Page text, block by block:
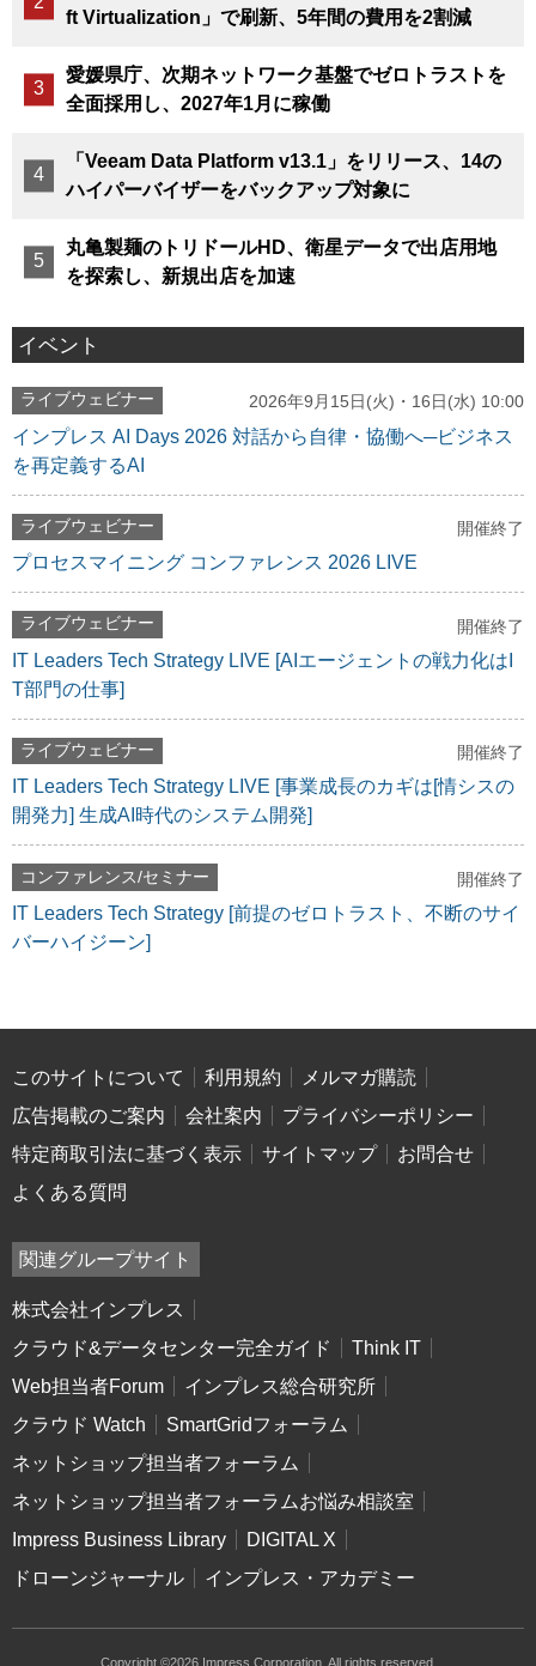
ft Virtualization」で刷新、5年間の費用を2割減
愛媛県庁、次期ネットワーク基盤でゼロトラストを
全面採用し、2027年1月に稼働
「Veeam Data Platform v13.1」をリリース、14の
ハイパーバイザーをバックアップ対象に
丸亀製麺のトリドールHD、衛星データで出店用地
を探索し、新規出店を加速
イベント
ライブウェビナー 2026年9月15日(火)・16日(水) 10:00
インプレス AI Days 2026 対話から自律・協働へ─ビジネス
を再定義するAI
ライブウェビナー 開催終了
プロセスマイニング コンファレンス 2026 LIVE
ライブウェビナー 開催終了
IT Leaders Tech Strategy LIVE [AIエージェントの戦力化はI
T部門の仕事]
ライブウェビナー 開催終了
IT Leaders Tech Strategy LIVE [事業成長のカギは[情シスの
開発力] 生成AI時代のシステム開発]
コンファレンス/セミナー 開催終了
IT Leaders Tech Strategy [前提のゼロトラスト、不断のサイ
バーハイジーン]
このサイトについて 利用規約
メルマガ購読
広告掲載のご案内
会社案内
プライバシーポリシー
特定商取引法に基づく表示
サイトマップ
お問合せ
よくある質問
関連グループサイト
株式会社インプレス
クラウド&データセンター完全ガイド
Think IT
Web担当者Forum
インプレス総合研究所
クラウド Watch
SmartGridフォーラム
ネットショップ担当者フォーラム
ネットショップ担当者フォーラムお悩み相談室
Impress Business Library
DIGITAL X
ドローンジャーナル
インプレス・アカデミー
Copyright ©2026 Impress Corporation. All rights reserved.